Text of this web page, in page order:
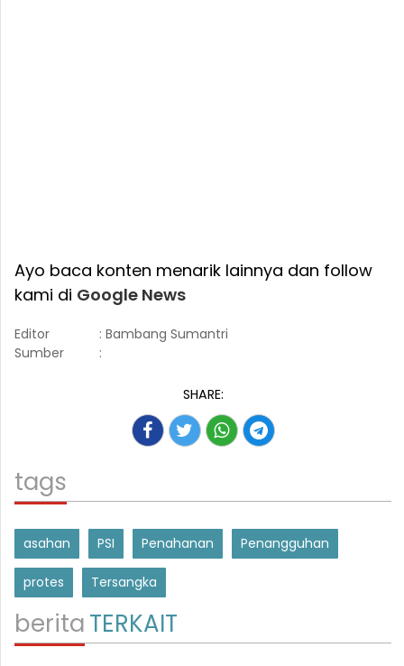
Ayo baca konten menarik lainnya dan follow
kami di Google News
Editor
: Bambang Sumantri
Sumber
:
SHARE:
tags
asahan PSI Penahanan Penangguhan
protes Tersangka
beritaTERKAIT